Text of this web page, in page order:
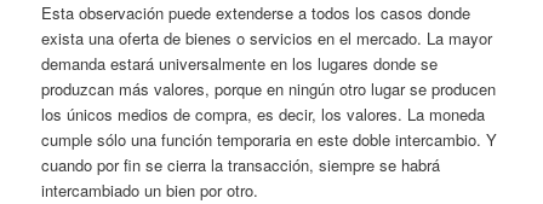
Esta observación puede extenderse a todos los casos donde
exista una oferta de bienes o servicios en el mercado. La mayor
demanda estará universalmente en los lugares donde se
produzcan más valores, porque en ningún otro lugar se producen
los únicos medios de compra, es decir, los valores. La moneda
cumple sólo una función temporaria en este doble intercambio. Y
cuando por fin se cierra la transacción, siempre se habrá
intercambiado un bien por otro.